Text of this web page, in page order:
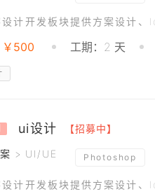
设计开发板块提供方案设计、
￥500 工期：2 天
ui设计 【招募中】
> UI/UE Photoshop
设计开发板块提供方案设计、